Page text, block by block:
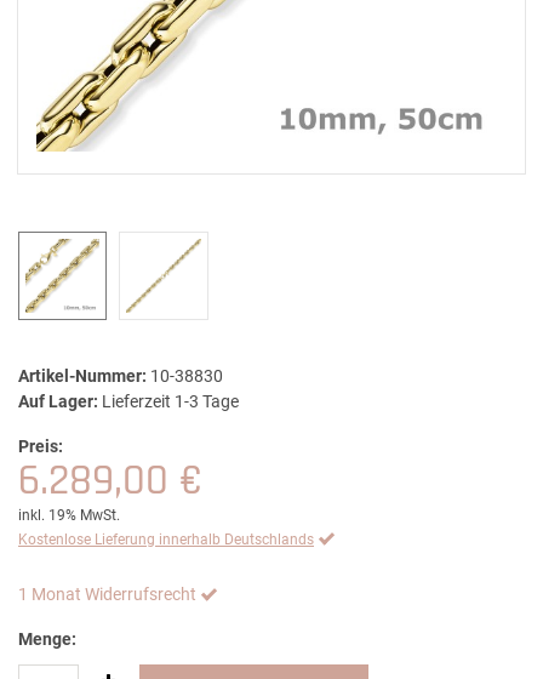
Artikel-Nummer: 10-38830
Auf Lager: Lieferzeit 1-3 Tage
Preis:
6.289,00 €
inkl. 19% MwSt.
Kostenlose Lieferung innerhalb Deutschlands
1 Monat Widerrufsrecht
Menge: